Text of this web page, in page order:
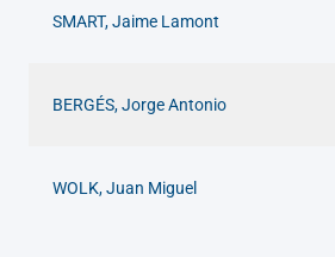
SMART, Jaime Lamont
BERGÉS, Jorge Antonio
WOLK, Juan Miguel